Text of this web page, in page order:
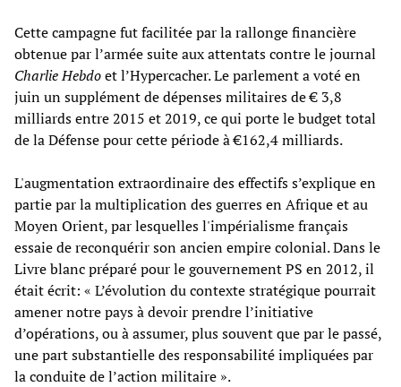
Cette campagne fut facilitée par la rallonge financière
obtenue par l’armée suite aux attentats contre le journal
Charlie Hebdoet l’Hypercacher. Le parlement a voté en
juin un supplément de dépenses militaires de € 3,8
milliards entre 2015 et 2019, ce qui porte le budget total
de la Défense pour cette période à €162,4 milliards.
L'augmentation extraordinaire des effectifs s’explique en
partie par la multiplication des guerres en Afrique et au
Moyen Orient, par lesquelles l'impérialisme français
essaie de reconquérir son ancien empire colonial. Dans le
Livre blanc préparé pour le gouvernement PS en 2012, il
était écrit: « L’évolution du contexte stratégique pourrait
amener notre pays à devoir prendre l’initiative
d’opérations, ou à assumer, plus souvent que par le passé,
une part substantielle des responsabilité impliquées par
la conduite de l’action militaire ».